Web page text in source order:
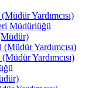
Yardımcısı)
Müdürlüğü
Yardımcısı)
Yardımcısı)